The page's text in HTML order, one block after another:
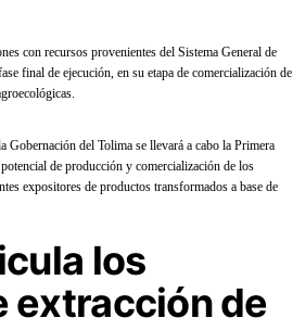
con recursos provenientes del Sistema General de
final de ejecución, en su etapa de comercialización de
Gobernación del Tolima se llevará a cabo la Primera
de producción y comercialización de los
expositores de productos transformados a base de
los
extracción de